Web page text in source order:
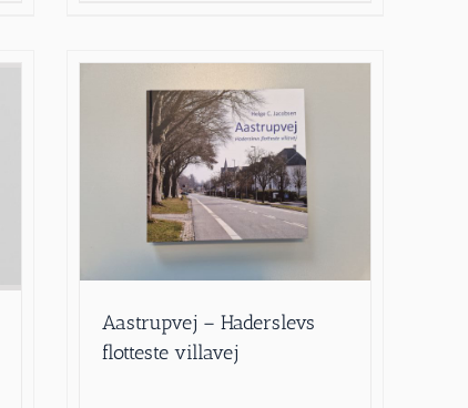
Aastrupvej – Haderslevs
flotteste villavej